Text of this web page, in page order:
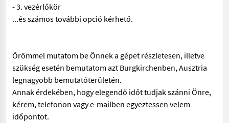
- 3. vezérlőkör
...és számos további opció kérhető.
Örömmel mutatom be Önnek a gépet részletesen, illetve
szükség esetén bemutatom azt Burgkirchenben, Ausztria
legnagyobb bemutatóterületén.
Annak érdekében, hogy elegendő időt tudjak szánni Önre,
kérem, telefonon vagy e-mailben egyeztessen velem
időpontot.